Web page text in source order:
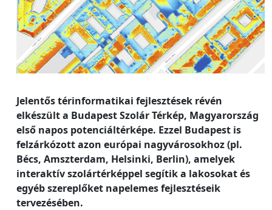
Jelentős térinformatikai fejlesztések révén
elkészült a Budapest Szolár Térkép, Magyarország
első napos potenciáltérképe. Ezzel Budapest is
felzárkózott azon európai nagyvárosokhoz (pl.
Bécs, Amszterdam, Helsinki, Berlin), amelyek
interaktív szolártérképpel segítik a lakosokat és
egyéb szereplőket napelemes fejlesztéseik
tervezésében.